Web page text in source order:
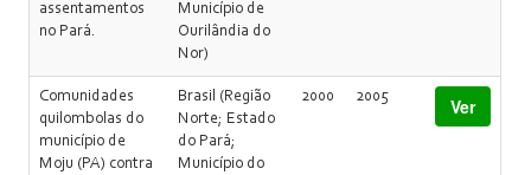
assentamentos
no Pará.
Município de
Ourilândia do
Nor)
Comunidades
quilombolas do
município de
Moju (PA) contra
Brasil (Região
Norte; Estado
do Pará;
Município do
2000 2005 Ver